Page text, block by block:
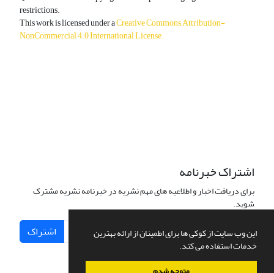
این وب سایت از کوکی ها برای اطمینان از ارائه بهترین
خدمات استفاده می کند.
restrictions.
This work is licensed under aCreative Commons Attribution-
NonCommercial 4.0 International License.
اشتراک خبرنامه
برای دریافت اخبار و اطلاعیه های مهم نشریه در خبرنامه نشریه مشترک
شوید.
اشتراک